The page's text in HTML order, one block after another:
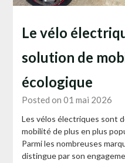
Le vélo
solution de
écologique
Posted on 01 mai 2026
Les vélos électriques sont
mobilité de plus en plus
Parmi les nombreuses
distingue par son